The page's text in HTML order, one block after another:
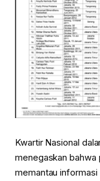
Kwartir Nasional
menegaskan
memantau